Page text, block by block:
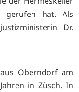
gerufen hat. Als
Dr.
Oberndorf am
in Züsch. In